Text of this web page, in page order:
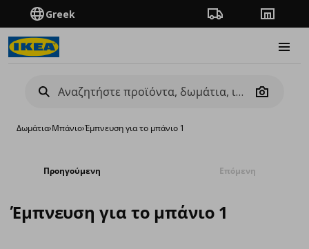
Greek Πορεία παραγγελίας
Camera
Δωμάτια›Μπάνιο›Έμπνευση για το μπάνιο 1
Προηγούμενη Επόμενη
Έμπνευση για το μπάνιο 1